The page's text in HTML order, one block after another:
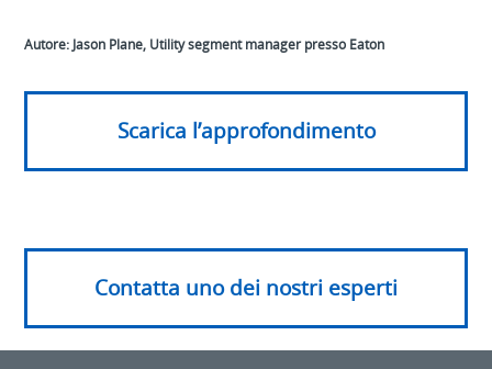
Autore: Jason Plane, Utility segment manager presso Eaton
Scarica l’approfondimento
Contatta uno dei nostri esperti